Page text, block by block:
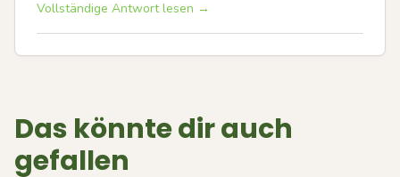
Vollständige Antwort lesen →
Das könnte dir auch
gefallen